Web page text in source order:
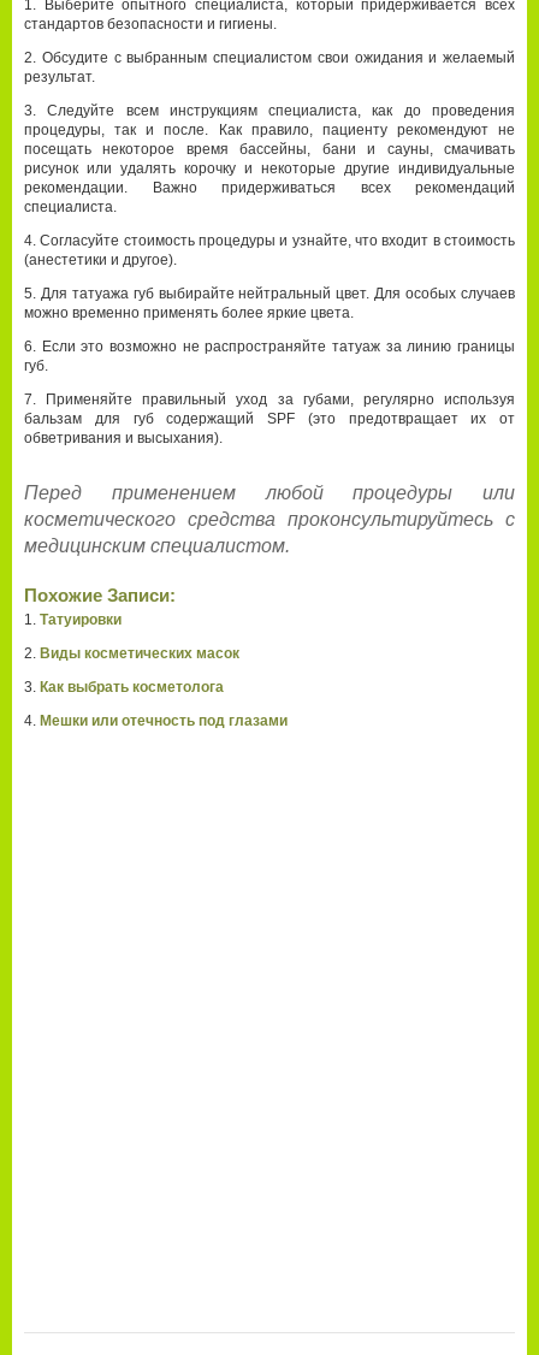
Выберите опытного специалиста, который придерживается всех
стандартов безопасности и гигиены.
Обсудите с выбранным специалистом свои ожидания и желаемый
результат.
Следуйте всем инструкциям специалиста, как до проведения
процедуры, так и после. Как правило, пациенту рекомендуют не
посещать некоторое время бассейны, бани и сауны, смачивать
рисунок или удалять корочку и некоторые другие индивидуальные
рекомендации. Важно придерживаться всех рекомендаций
специалиста.
Согласуйте стоимость процедуры и узнайте, что входит в стоимость
(анестетики и другое).
Для татуажа губ выбирайте нейтральный цвет. Для особых случаев
можно временно применять более яркие цвета.
Если это возможно не распространяйте татуаж за линию границы
губ.
Применяйте правильный уход за губами, регулярно используя
бальзам для губ содержащий SPF (это предотвращает их от
обветривания и высыхания).
Перед применением любой процедуры или
косметического средства проконсультируйтесь с
медицинским специалистом.
Похожие Записи:
Татуировки
Виды косметических масок
Как выбрать косметолога
Мешки или отечность под глазами